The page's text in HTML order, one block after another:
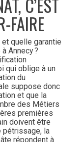
C’EST
FAIRE
et quelle garantie
Annecy ?
qui oblige à un
du
suppose donc
et que la
des Métiers
premières
doivent être
pétrissage, la
répondent à